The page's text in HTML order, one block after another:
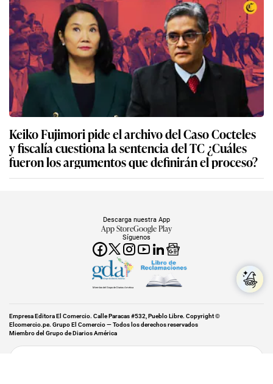
Keiko Fujimori pide el archivo del Caso Cocteles
y fiscalía cuestiona la sentencia del TC ¿Cuáles
fueron los argumentos que definirán el proceso?
Síguenos
Descarga nuestra App
App StoreGoogle Play
Miembro del Grupo de Diarios América
Empresa Editora El Comercio. Calle Paracas #532, Pueblo Libre. Copyright ©
Elcomercio.pe. Grupo El Comercio — Todos los derechos reservados
Miembro del Grupo de Diarios América